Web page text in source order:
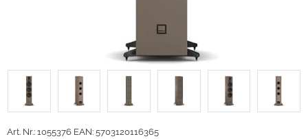
Art. Nr.: 1055376 EAN: 5703120116365